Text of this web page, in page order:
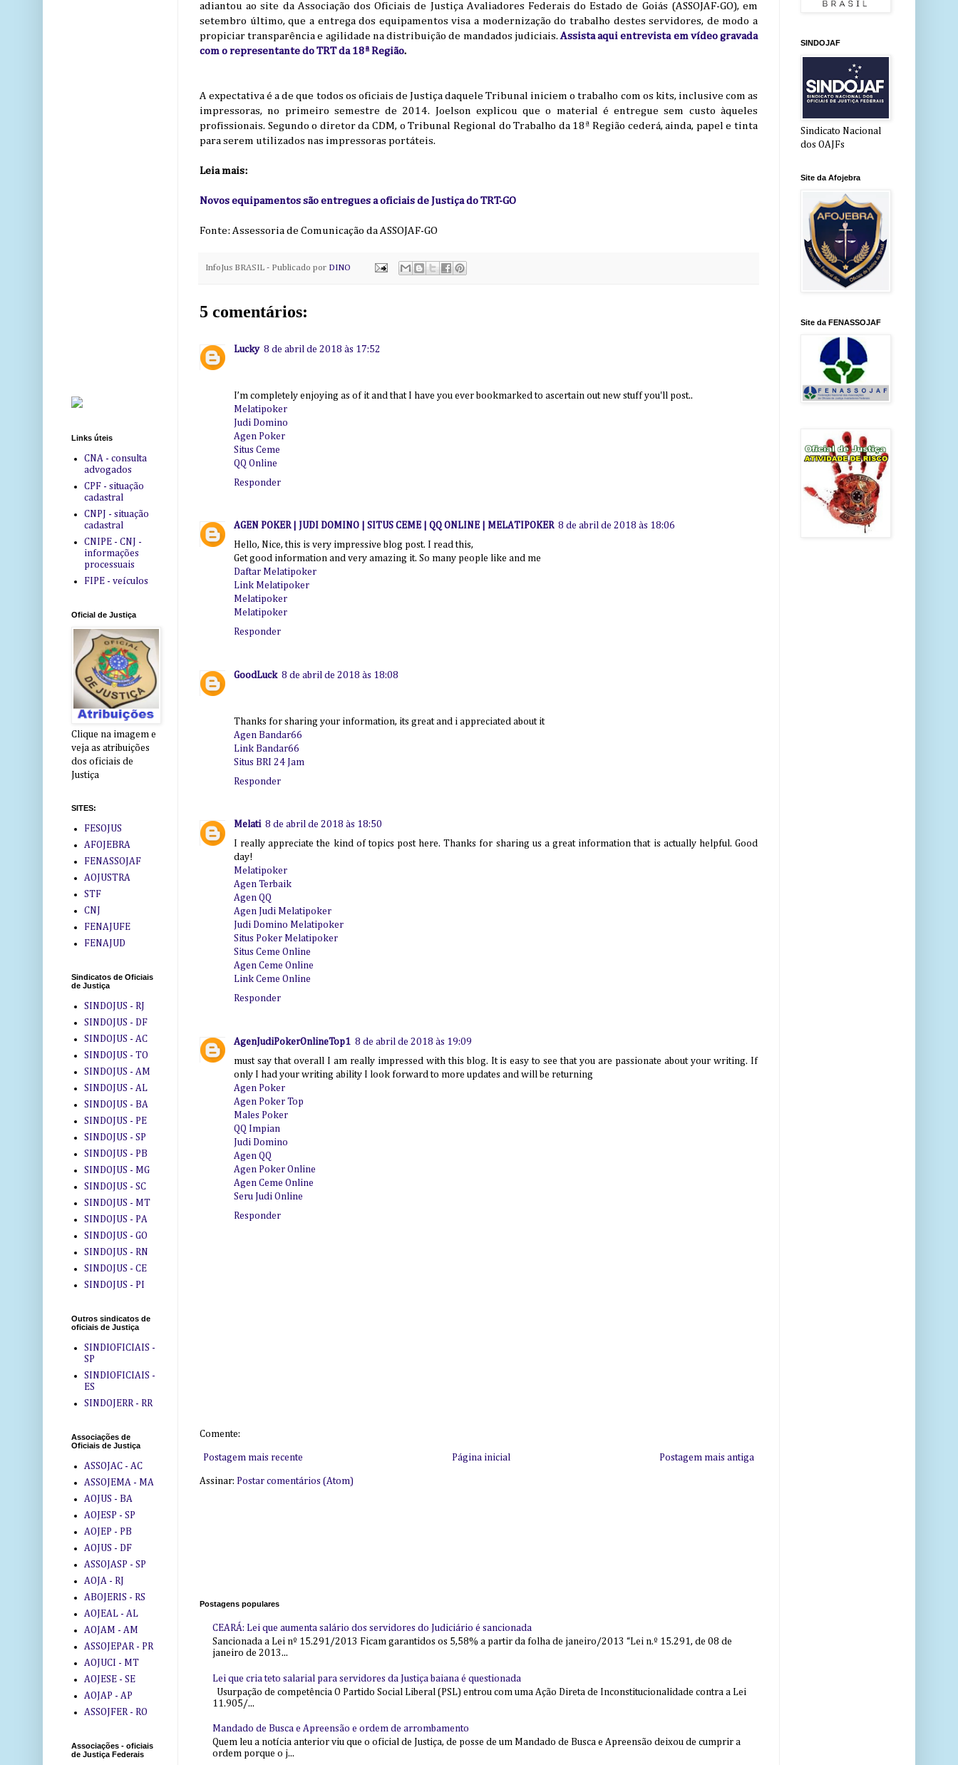
adiantou ao site da Associação dos Oficiais de Justiça Avaliadores Federais do Estado de Goiás (ASSOJAF-GO), em
setembro último, que a entrega dos equipamentos visa a modernização do trabalho destes servidores, de modo a
propiciar transparência e agilidade na distribuição de mandados judiciais.Assista aqui entrevista em vídeo gravada
com o representante do TRT da 18ª Região.
A expectativa é a de que todos os oficiais de Justiça daquele Tribunal iniciem o trabalho com os kits, inclusive com as
impressoras, no primeiro semestre de 2014. Joelson explicou que o material é entregue sem custo àqueles
profissionais. Segundo o diretor da CDM, o Tribunal Regional do Trabalho da 18ª Região cederá, ainda, papel e tinta
para serem utilizados nas impressoras portáteis.
Leia mais:
Novos equipamentos são entregues a oficiais de Justiça do TRT-GO
Fonte: Assessoria de Comunicação da ASSOJAF-GO
InfoJus BRASIL - Publicado por DINO
5 comentários:
Lucky 8 de abril de 2018 às 17:52
I’m completely enjoying as of it and that I have you ever bookmarked to ascertain out new stuff you'll post..
Melatipoker
Judi Domino
Agen Poker
Situs Ceme
QQ Online
Responder
AGEN POKER | JUDI DOMINO | SITUS CEME | QQ ONLINE | MELATIPOKER 8 de abril de 2018 às 18:06
Hello, Nice, this is very impressive blog post. I read this,
Get good information and very amazing it. So many people like and me
Daftar Melatipoker
Link Melatipoker
Melatipoker
Melatipoker
Responder
GoodLuck 8 de abril de 2018 às 18:08
Thanks for sharing your information, its great and i appreciated about it
Agen Bandar66
Link Bandar66
Situs BRI 24 Jam
Responder
Melati 8 de abril de 2018 às 18:50
I really appreciate the kind of topics post here. Thanks for sharing us a great information that is actually helpful. Good
day!
Melatipoker
Agen Terbaik
Agen QQ
Agen Judi Melatipoker
Judi Domino Melatipoker
Situs Poker Melatipoker
Situs Ceme Online
Agen Ceme Online
Link Ceme Online
Responder
AgenJudiPokerOnlineTop1 8 de abril de 2018 às 19:09
must say that overall I am really impressed with this blog. It is easy to see that you are passionate about your writing. If
only I had your writing ability I look forward to more updates and will be returning
Agen Poker
Agen Poker Top
Males Poker
QQ Impian
Judi Domino
Agen QQ
Agen Poker Online
Agen Ceme Online
Seru Judi Online
Responder
Comente:
Postagem mais recente Postagem mais antiga
Página inicial
Assinar: Postar comentários (Atom)
Postagens populares
CEARÁ: Lei que aumenta salário dos servidores do Judiciário é sancionada
Sancionada a Lei nº 15.291/2013 Ficam garantidos os 5,58% a partir da folha de janeiro/2013 “Lei n.º 15.291, de 08 de
janeiro de 2013...
Lei que cria teto salarial para servidores da Justiça baiana é questionada
Usurpação de competência O Partido Social Liberal (PSL) entrou com uma Ação Direta de Inconstitucionalidade contra a Lei
11.905/...
Mandado de Busca e Apreensão e ordem de arrombamento
Quem leu a notícia anterior viu que o oficial de Justiça, de posse de um Mandado de Busca e Apreensão deixou de cumprir a
ordem porque o j...
Links úteis
CNA - consulta
advogados
CPF - situação
cadastral
CNPJ - situação
cadastral
CNIPE - CNJ -
informações
processuais
FIPE - veículos
Oficial de Justiça
Clique na imagem e
veja as atribuições
dos oficiais de
Justiça
SITES:
FESOJUS
AFOJEBRA
FENASSOJAF
AOJUSTRA
STF
CNJ
FENAJUFE
FENAJUD
Sindicatos de Oficiais
de Justiça
SINDOJUS - RJ
SINDOJUS - DF
SINDOJUS - AC
SINDOJUS - TO
SINDOJUS - AM
SINDOJUS - AL
SINDOJUS - BA
SINDOJUS - PE
SINDOJUS - SP
SINDOJUS - PB
SINDOJUS - MG
SINDOJUS - SC
SINDOJUS - MT
SINDOJUS - PA
SINDOJUS - GO
SINDOJUS - RN
SINDOJUS - CE
SINDOJUS - PI
Outros sindicatos de
oficiais de Justiça
SINDIOFICIAIS -
SP
SINDIOFICIAIS -
ES
SINDOJERR - RR
Associações de
Oficiais de Justiça
ASSOJAC - AC
ASSOJEMA - MA
AOJUS - BA
AOJESP - SP
AOJEP - PB
AOJUS - DF
ASSOJASP - SP
AOJA - RJ
ABOJERIS - RS
AOJEAL - AL
AOJAM - AM
ASSOJEPAR - PR
AOJUCI - MT
AOJESE - SE
AOJAP - AP
ASSOJFER - RO
Associações - oficiais
de Justiça Federais
SINDOJAF
Sindicato Nacional
dos OAJFs
Site da Afojebra
Site da FENASSOJAF